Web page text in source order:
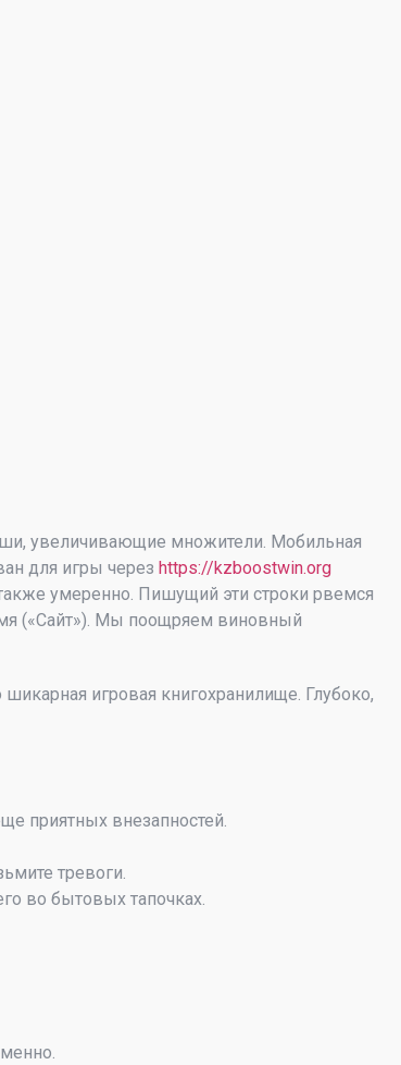
увеличивающие множители. Мобильная
для игры через https://kzboostwin.org
умеренно. Пишущий эти строки рвемся
(«Сайт»). Мы поощряем виновный
игровая книгохранилище. Глубоко,
приятных внезапностей.
тревоги.
во бытовых тапочках.